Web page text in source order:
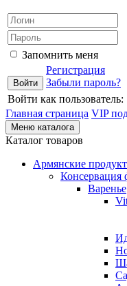
Запомнить меня
Регистрация
Забыли пароль?
Войти как пользователь:
Главная страница VIP
Меню каталога
Каталог товаров
Армянские
Консервация
Варенье